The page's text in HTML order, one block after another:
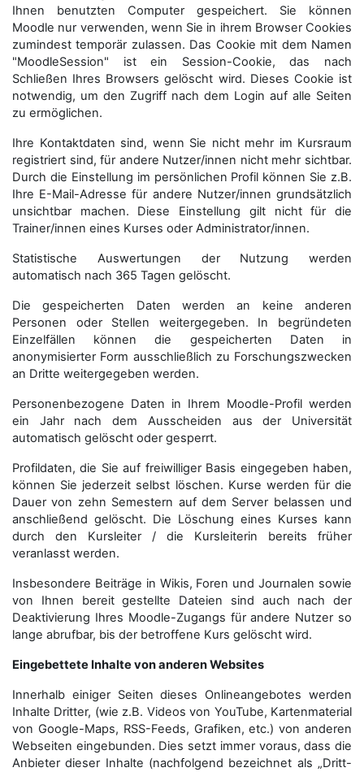
Ihnen benutzten Computer gespeichert. Sie können
Moodle nur verwenden, wenn Sie in ihrem Browser Cookies
zumindest temporär zulassen. Das Cookie mit dem Namen
"MoodleSession" ist ein Session-Cookie, das nach
Schließen Ihres Browsers gelöscht wird. Dieses Cookie ist
notwendig, um den Zugriff nach dem Login auf alle Seiten
zu ermöglichen.
Ihre Kontaktdaten sind, wenn Sie nicht mehr im Kursraum
registriert sind, für andere Nutzer/innen nicht mehr sichtbar.
Durch die Einstellung im persönlichen Profil können Sie z.B.
Ihre E-Mail-Adresse für andere Nutzer/innen grundsätzlich
unsichtbar machen. Diese Einstellung gilt nicht für die
Trainer/innen eines Kurses oder Administrator/innen.
Statistische Auswertungen der Nutzung werden
automatisch nach 365 Tagen gelöscht.
Die gespeicherten Daten werden an keine anderen
Personen oder Stellen weitergegeben. In begründeten
Einzelfällen können die gespeicherten Daten in
anonymisierter Form aus­schließ­lich zu Forschungszwecken
an Dritte weitergegeben werden.
Personenbezogene Daten in Ihrem Moodle-Profil werden
ein Jahr nach dem Ausscheiden aus der Universität
automatisch gelöscht oder gesperrt.
Profildaten, die Sie auf freiwilliger Basis eingegeben haben,
können Sie jederzeit selbst löschen. Kurse werden für die
Dauer von zehn Semestern auf dem Server belassen und
anschließend gelöscht. Die Löschung eines Kurses kann
durch den Kursleiter / die Kursleiterin bereits früher
veranlasst werden.
Insbesondere Beiträge in Wikis, Foren und Journalen sowie
von Ihnen bereit gestellte Dateien sind auch nach der
Deaktivierung Ihres Moodle-Zugangs für andere Nutzer so
lange abrufbar, bis der betroffene Kurs gelöscht wird.
Eingebettete Inhalte von anderen Websites
Innerhalb einiger Seiten dieses Onlineangebotes werden
Inhalte Dritter, (wie z.B. Videos von YouTube, Kartenmaterial
von Google-Maps, RSS-Feeds, Grafiken, etc.) von anderen
Webseiten eingebunden. Dies setzt immer voraus, dass die
Anbieter dieser Inhalte (nachfolgend bezeichnet als „Dritt-